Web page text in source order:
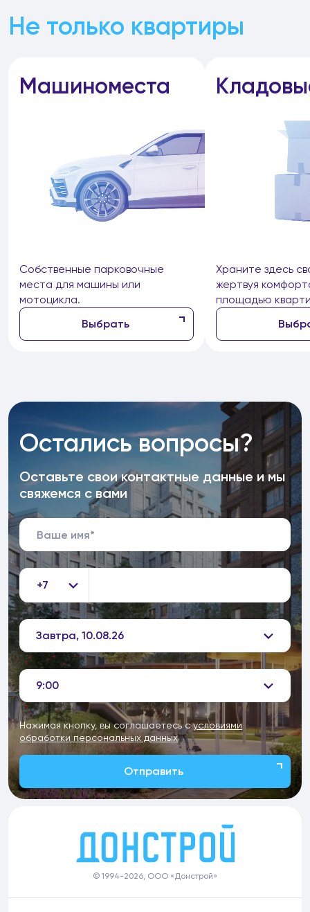
Не только квартиры
Машиноместа
Собственные парковочные
места для машины или
мотоцикла.
Выбрать
Храните здесь
жертвуя
площадью
Остались вопросы?
Оставьте свои контактные данные и мы
свяжемся с вами
+7
Завтра, 10.08.26
9:00
Нажимая кнопку, вы соглашаетесь сусловиями
обработки персональных данных
Отправить
© 1994-2026, ООО «Донстрой»